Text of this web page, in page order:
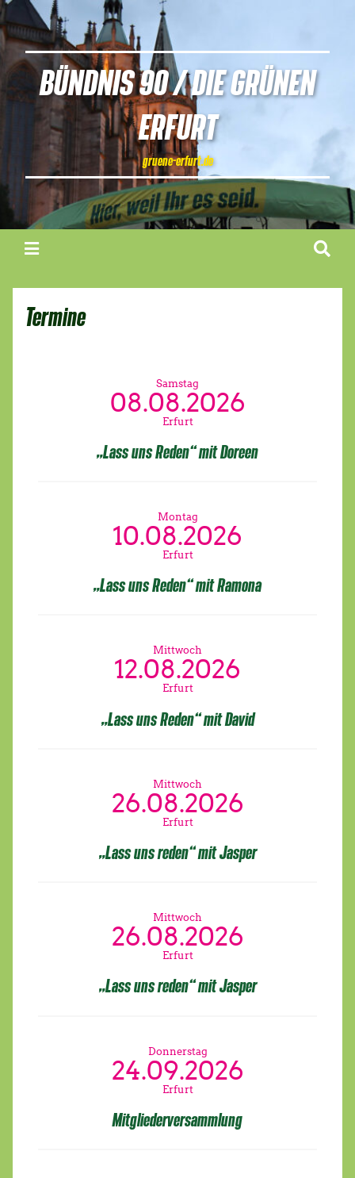
BÜNDNIS 90 / DIE GRÜNEN
ERFURT
gruene-erfurt.de
Termine
Samstag
08.08.2026
Erfurt
„Lass uns Reden“ mit Doreen
Montag
10.08.2026
Erfurt
„Lass uns Reden“ mit Ramona
Mittwoch
12.08.2026
Erfurt
„Lass uns Reden“ mit David
Mittwoch
26.08.2026
Erfurt
„Lass uns reden“ mit Jasper
Mittwoch
26.08.2026
Erfurt
„Lass uns reden“ mit Jasper
Donnerstag
24.09.2026
Erfurt
Mitgliederversammlung